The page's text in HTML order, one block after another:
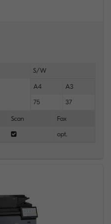
S/W
A4 A3
75 37
Scan Fax
opt.